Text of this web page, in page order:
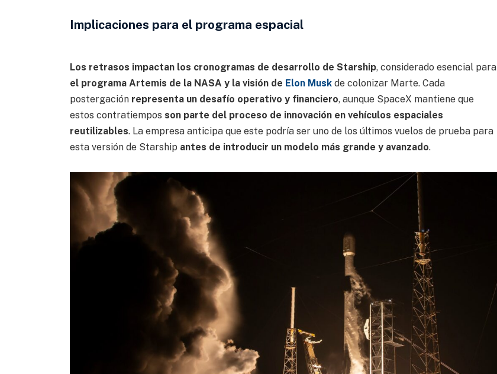
Implicaciones para el programa espacial
Los retrasos impactan los cronogramas de desarrollo de Starship, considerado esencial para
el programa Artemis de la NASA y la visión de Elon Muskde colonizar Marte. Cada
postergación representa un desafío operativo y financiero, aunque SpaceX mantiene que
estos contratiempos son parte del proceso de innovación en vehículos espaciales
reutilizables. La empresa anticipa que este podría ser uno de los últimos vuelos de prueba para
esta versión de Starship antes de introducir un modelo más grande y avanzado.